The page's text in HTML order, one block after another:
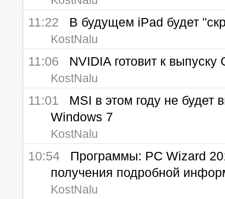
11:22 В будущем iPad будет
KostNalu
11:06 NVIDIA готовит к выпуску
KostNalu
11:01 MSI в этом году не будет
Windows 7
KostNalu
10:54 Программы: PC Wizard
получения подробной
KostNalu